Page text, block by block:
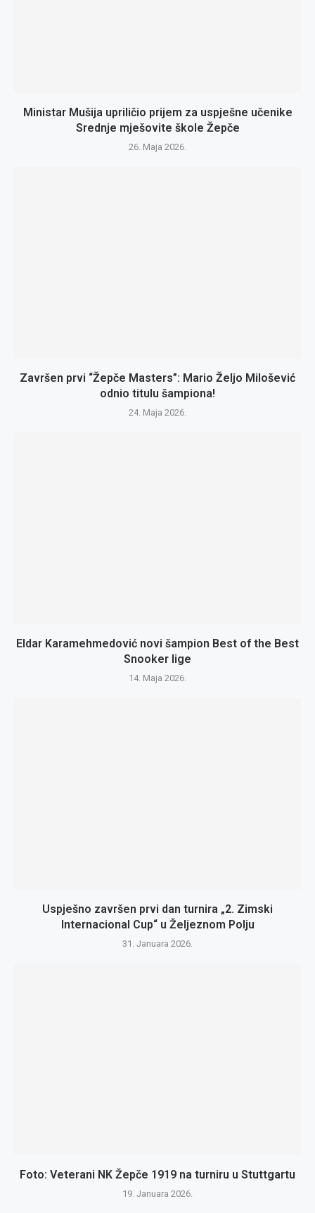
Ministar Mušija upriličio prijem za uspješne učenike
Srednje mješovite škole Žepče
26. Maja 2026.
Završen prvi “Žepče Masters”: Mario Željo Milošević
odnio titulu šampiona!
24. Maja 2026.
Eldar Karamehmedović novi šampion Best of the Best
Snooker lige
14. Maja 2026.
Uspješno završen prvi dan turnira „2. Zimski
Internacional Cup“ u Željeznom Polju
31. Januara 2026.
Foto: Veterani NK Žepče 1919 na turniru u Stuttgartu
19. Januara 2026.